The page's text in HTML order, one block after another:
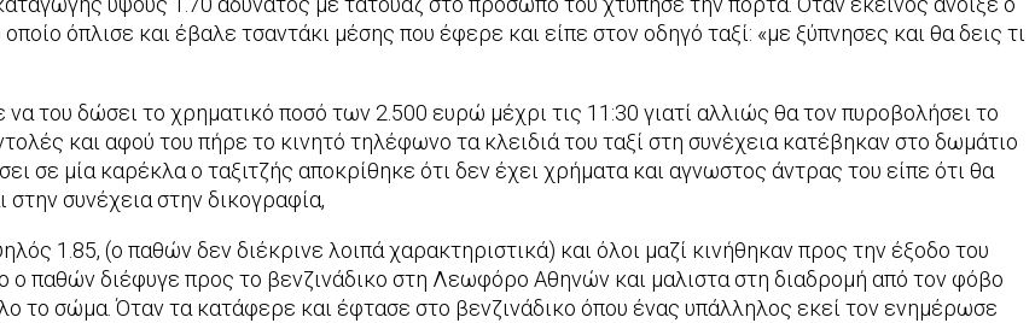
όπλισε και έβαλε τσαντάκι μέσης που έφερε και είπε στον οδηγό ταξί: «με ξύπνησες και θα δεις τι
του δώσει το χρηματικό ποσό των 2.500 ευρώ μέχρι τις 11:30 γιατί αλλιώς θα τον πυροβολήσει το
και αφού του πήρε το κινητό τηλέφωνο τα κλειδιά του ταξί στη συνέχεια κατέβηκαν στο δωμάτιο
σε μία καρέκλα ο ταξιτζής αποκρίθηκε ότι δεν έχει χρήματα και αγνωστος άντρας του είπε ότι θα
συνέχεια στην δικογραφία,
1.85, (ο παθών δεν διέκρινε λοιπά χαρακτηριστικά) και όλοι μαζί κινήθηκαν προς την έξοδο του
ο παθών διέφυγε προς το βενζινάδικο στη Λεωφόρο Αθηνών και μαλιστα στη διαδρομή από τον φόβο
σώμα. Όταν τα κατάφερε και έφτασε στο βενζινάδικο όπου ένας υπάλληλος εκεί τον ενημέρωσε